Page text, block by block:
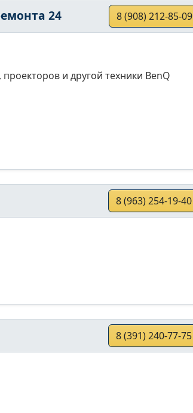
24 8 (908) 212-85-09
и другой техники BenQ
8 (963) 254-19-40
8 (391) 240-77-75